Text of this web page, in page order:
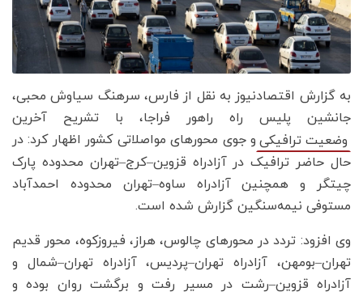
به گزارش اقتصادنیوز به نقل از فارس، سرهنگ سیاوش محبی،
جانشین پلیس راه راهور فراجا، با تشریح آخرین
وضعیت ترافیکی و جوی محورهای مواصلاتی کشور اظهار کرد: در
حال حاضر ترافیک در آزادراه قزوین–کرج–تهران محدوده پارک
چیتگر و همچنین آزادراه ساوه–تهران محدوده احمدآباد
مستوفی نیمه‌سنگین گزارش شده است.
وی افزود: تردد در محورهای چالوس، هراز، فیروزکوه، محور قدیم
تهران–بومهن، آزادراه تهران–پردیس، آزادراه تهران–شمال و
آزادراه قزوین–رشت در مسیر رفت و برگشت روان بوده و